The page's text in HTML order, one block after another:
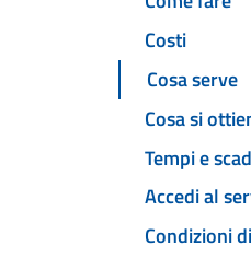
Costi
Cosa serve
Cosa si
Tempi e
Accedi al
Condizioni